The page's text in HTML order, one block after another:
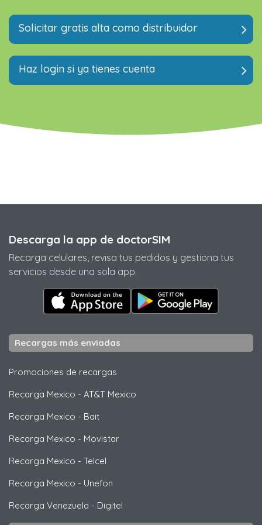
Solicitar gratis alta como distribuidor
Haz login si ya tienes cuenta
Descarga la app de doctorSIM
Recarga celulares, revisa tus pedidos y gestiona tus
servicios desde una sola app.
Recargas más enviadas
Promociones de recargas
Recarga Mexico - AT&T Mexico
Recarga Mexico - Bait
Recarga Mexico - Movistar
Recarga Mexico - Telcel
Recarga Mexico - Unefon
Recarga Venezuela - Digitel